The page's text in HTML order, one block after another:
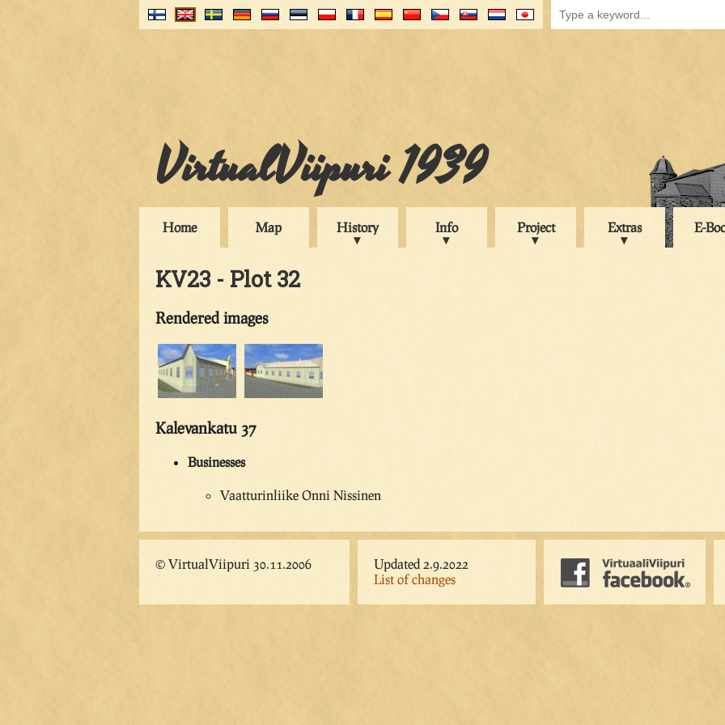
VirtualViipuri 1939
Home Map History Info Project Extras E-
KV23 - Plot 32
Rendered images
Kalevankatu 37
Businesses
Vaatturinliike Onni Nissinen
© VirtualViipuri 30.11.2006
Updated 2.9.2022
List of changes